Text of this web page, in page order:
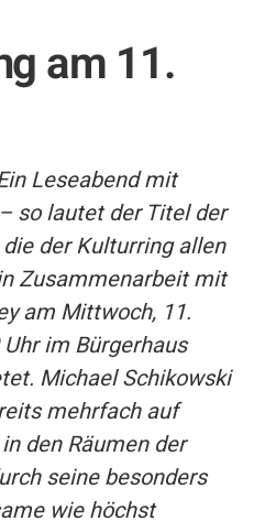
am 11.
Leseabend mit
so lautet der Titel der
der Kulturring allen
Zusammenarbeit mit
am Mittwoch, 11.
im Bürgerhaus
Michael Schikowski
mehrfach auf
den Räumen der
seine besonders
wie höchst